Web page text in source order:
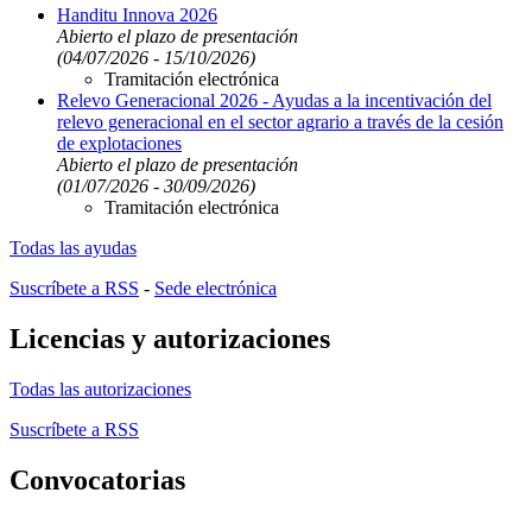
Handitu Innova 2026
Abierto el plazo de presentación
(04/07/2026 - 15/10/2026)
Tramitación electrónica
Relevo Generacional 2026 - Ayudas a la incentivación del
relevo generacional en el sector agrario a través de la cesión
de explotaciones
Abierto el plazo de presentación
(01/07/2026 - 30/09/2026)
Tramitación electrónica
Todas las ayudas
Suscríbete a RSS - Sede electrónica
Licencias y autorizaciones
Todas las autorizaciones
Suscríbete a RSS
Convocatorias